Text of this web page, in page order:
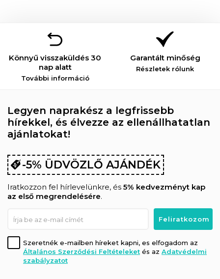
Könnyű visszaküldés 30
nap alatt
További információ
Garantált minőség
Részletek rólunk
Legyen naprakész a legfrissebb
hírekkel, és élvezze az ellenállhatatlan
ajánlatokat!
-5% ÜDVÖZLŐ AJÁNDÉK
Iratkozzon fel hírlevelünkre, és 5% kedvezményt kap
az első megrendelésére.
Szeretnék e-mailben híreket kapni, es elfogadom az
Általános Szerződési Feltételeket és az Adatvédelmi
szabályzatot